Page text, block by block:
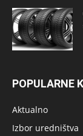
POPULARNE
Aktualno
Izbor uredništva